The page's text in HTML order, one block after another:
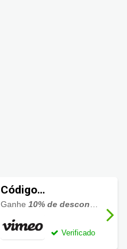
Código
Promocional
Vimeo 10% OFF
Ganhe10% de desconto
Verificado